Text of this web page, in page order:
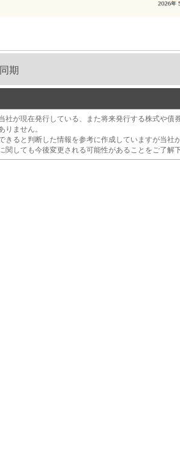
期
社が現在発行している、また将来発行する株式や
りません。
きると判断した情報を参考に作成していますが当
関しても今後変更される可能性があることをご了